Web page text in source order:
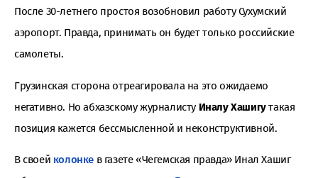
После 30-летнего простоя возобновил работу Сухумский
аэропорт. Правда, принимать он будет только российские
самолеты.
Грузинская сторона отреагировала на это ожидаемо
негативно. Но абхазскому журналисту Иналу Хашигутакая
позиция кажется бессмысленной и неконструктивной.
В своей колонке в газете «Чегемская правда» Инал Хашиг